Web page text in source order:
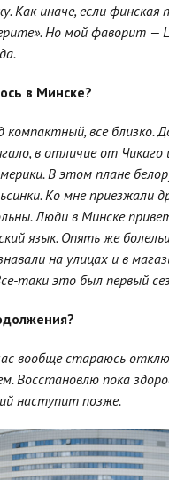
Как иначе, если финская
Но мой фаворит —
в Минске?
компактный, все близко.
в отличие от Чикаго
В этом плане
Ко мне приезжали
Люди в Минске
язык. Опять же
на улицах и в
таки это был первый
вообще стараюсь
Восстановлю пока
наступит позже.